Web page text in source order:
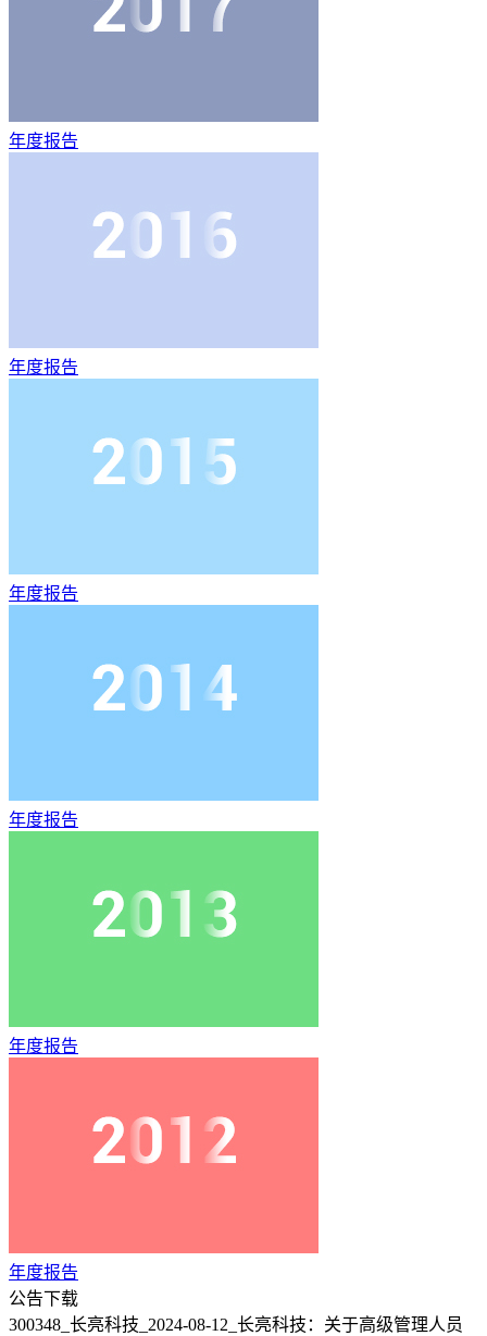
年度报告
年度报告
年度报告
年度报告
年度报告
年度报告
公告下载
300348_长亮科技_2024-08-12_长亮科技：关于高级管理人员